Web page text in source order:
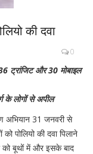
की दवा
0
ट्रांजिट और 30 मोबाइल
के लोगों से अपील
अभियान 31 जनवरी से
पोलियो की दवा पिलाने
को बूथों में और इसके बाद